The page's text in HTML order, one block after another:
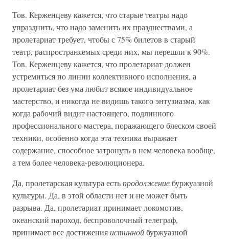
Тов. Керженцеву кажется, что старые театры надо
упразднить, что надо заменить их празднествами, а
пролетариат требует, чтобы с 75% билетов в старый
театр, распространяемых среди них, мы перешли к 90%.
Тов. Керженцеву кажется, что пролетариат должен
устремиться по линии коллективного исполнения, а
пролетариат без ума любит всякое индивидуальное
мастерство, и никогда не видишь такого энтузиазма, как
когда рабочий видит настоящего, подлинного
профессионального мастера, поражающего блеском своей
техники, особенно когда эта техника выражает
содержание, способное затронуть в нем человека вообще,
а тем более человека-революционера.
Да, пролетарская культура естьпродолжениебуржуазной
культуры. Да, в этой области нет и не может быть
разрыва. Да, пролетариат принимает локомотив,
океанский пароход, беспроволочный телеграф,
принимает все достиженияистиннойбуржуазной